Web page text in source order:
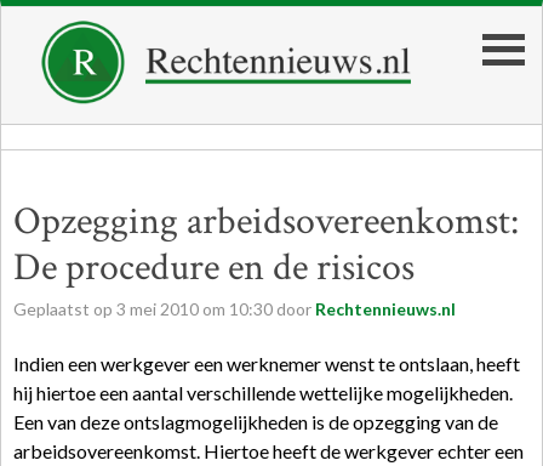
Opzegging arbeidsovereenkomst:
De procedure en de risicos
Geplaatst op 3 mei 2010 om 10:30 door Rechtennieuws.nl
Indien een werkgever een werknemer wenst te ontslaan, heeft
hij hiertoe een aantal verschillende wettelijke mogelijkheden.
Een van deze ontslagmogelijkheden is de opzegging van de
arbeidsovereenkomst. Hiertoe heeft de werkgever echter een